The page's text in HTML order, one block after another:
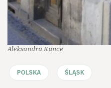
Aleksandra Kunce
POLSKA ŚLĄSK